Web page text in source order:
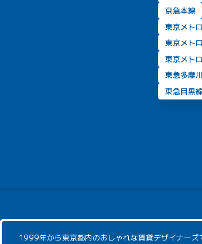
京急本線
東京メト
東京メト
東京メト
東急多摩
東急目黒
1999年から東京都内のおしゃれな賃貸デザイナーズ